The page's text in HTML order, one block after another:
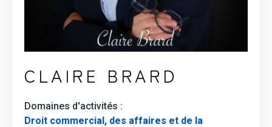
CLAIRE BRARD
Domaines d'activités :
Droit commercial, des affaires et de la